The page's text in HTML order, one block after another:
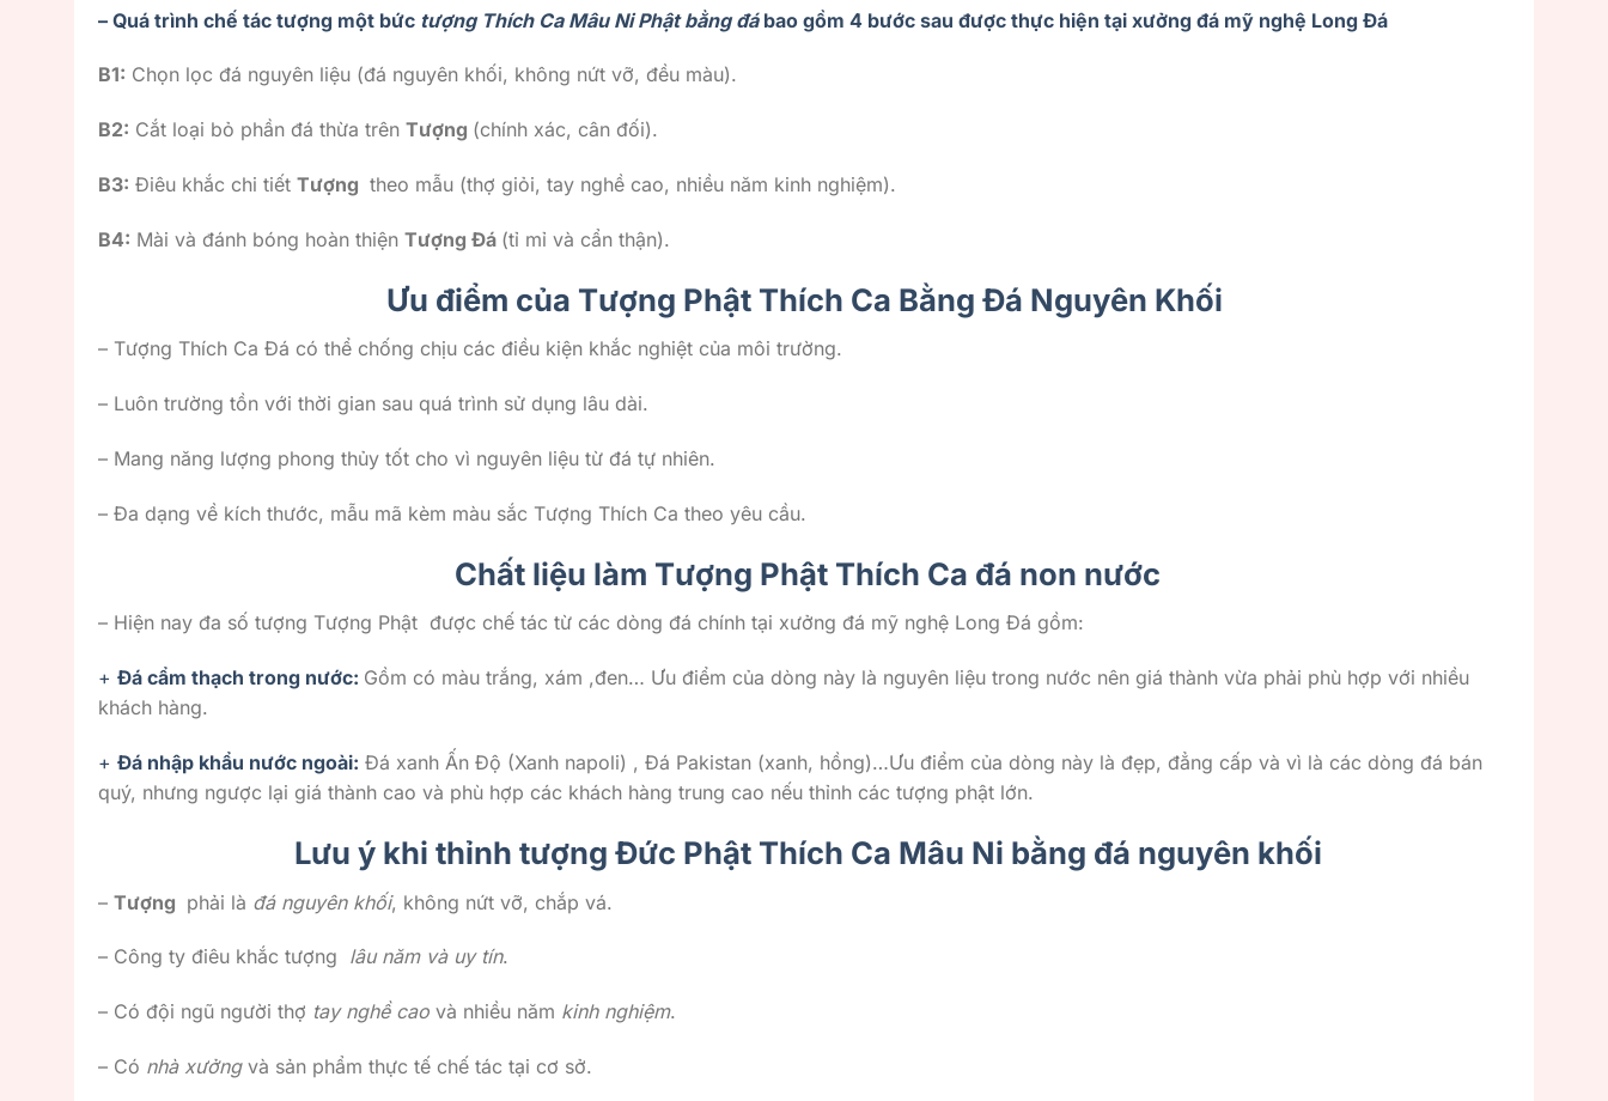
– Quá trình chế tác tượng một bức tượng Thích Ca Mâu Ni Phật bằng đábao gồm 4 bước sau được thực hiện tại xưởng đá mỹ nghệ Long Đá
B1: Chọn lọc đá nguyên liệu (đá nguyên khối, không nứt vỡ, đều màu).
B2: Cắt loại bỏ phần đá thừa trên Tượng (chính xác, cân đối).
B3: Điêu khắc chi tiết Tượng theo mẫu (thợ giỏi, tay nghề cao, nhiều năm kinh nghiệm).
B4: Mài và đánh bóng hoàn thiện Tượng Đá (tỉ mỉ và cẩn thận).
Ưu điểm của Tượng Phật Thích Ca Bằng Đá Nguyên Khối
– Tượng Thích Ca Đá có thể chống chịu các điều kiện khắc nghiệt của môi trường.
– Luôn trường tồn với thời gian sau quá trình sử dụng lâu dài.
– Mang năng lượng phong thủy tốt cho vì nguyên liệu từ đá tự nhiên.
– Đa dạng về kích thước, mẫu mã kèm màu sắc Tượng Thích Ca theo yêu cầu.
Chất liệu làm Tượng Phật Thích Ca đá non nước
– Hiện nay đa số tượng Tượng Phật được chế tác từ các dòng đá chính tại xưởng đá mỹ nghệ Long Đá gồm:
+ Đá cẩm thạch trong nước: Gồm có màu trắng, xám ,đen… Ưu điểm của dòng này là nguyên liệu trong nước nên giá thành vừa phải phù hợp với nhiều
khách hàng.
+ Đá nhập khẩu nước ngoài: Đá xanh Ấn Độ (Xanh napoli) , Đá Pakistan (xanh, hồng)…Ưu điểm của dòng này là đẹp, đẳng cấp và vì là các dòng đá bán
quý, nhưng ngược lại giá thành cao và phù hợp các khách hàng trung cao nếu thỉnh các tượng phật lớn.
Lưu ý khi thỉnh tượng Đức Phật Thích Ca Mâu Ni bằng đá nguyên khối
– Tượng phải là đá nguyên khối, không nứt vỡ, chắp vá.
– Công ty điêu khắc tượng lâu năm và uy tín.
– Có đội ngũ người thợ tay nghề cao và nhiều năm kinh nghiệm.
– Có nhà xưởngvà sản phẩm thực tế chế tác tại cơ sở.